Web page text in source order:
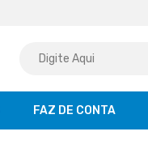
FAZ DE CONTA